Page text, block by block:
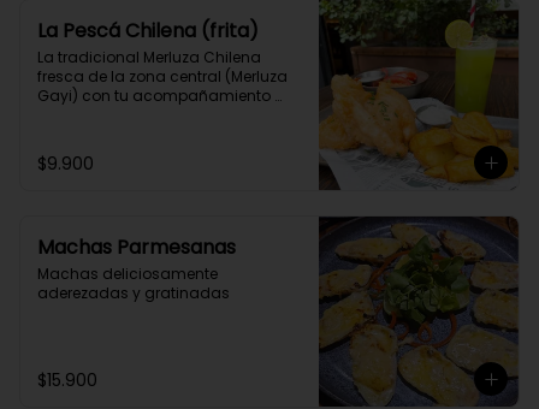
La Pescá Chilena (frita)
La tradicional Merluza Chilena
fresca de la zona central (Merluza
Gayi) con tu acompañamiento
$9.900
Machas Parmesanas
Machas deliciosamente
aderezadas y gratinadas
$15.900